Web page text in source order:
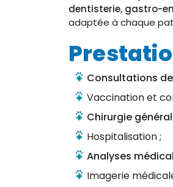
dentisterie, gastro-
adaptée à chaque
Consultations
Vaccination et
Chirurgie
Hospitalisation ;
Analyses
Imagerie